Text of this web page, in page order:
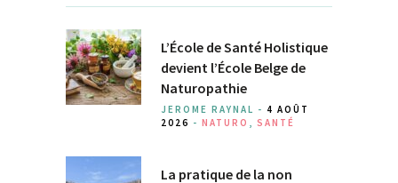
L’École de Santé Holistique
devient l’École Belge de
Naturopathie
JEROME RAYNAL - 4 AOÛT
2026 - NATURO , SANTÉ
La pratique de la non